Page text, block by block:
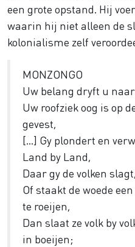
een grote opstand. Hij
waarin hij niet alleen de
kolonialisme zelf
MONZONGO
Uw belang dryft u
Uw roofziek oog is op
gevest,
[…] Gy plondert en
Land by Land,
Daar gy de volken
Of staakt de woede
te roeijen,
Dan slaat ze volk by
in boeijen;